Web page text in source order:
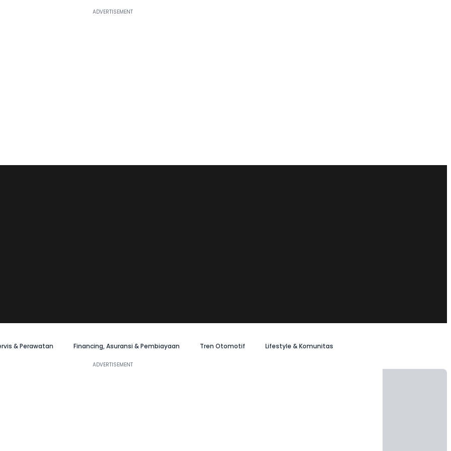
& Perawatan Financing, Asuransi & Pembiayaan Tren Otomotif Lifestyle & Komunitas